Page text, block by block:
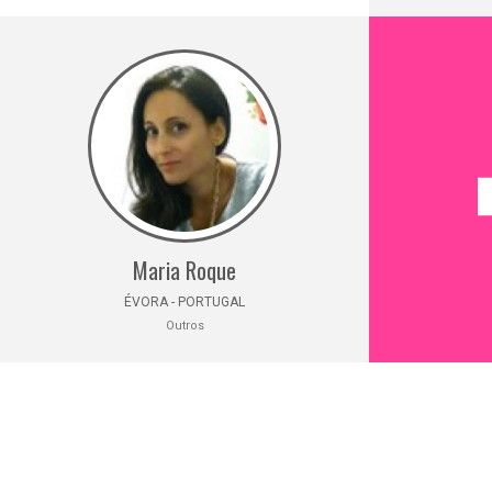
Maria Roque
ÉVORA - PORTUGAL
Outros